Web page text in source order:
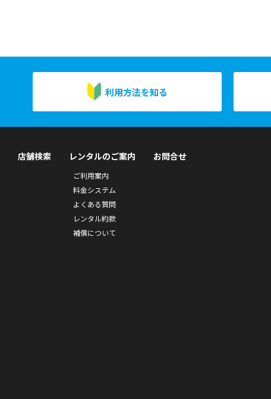
利用方法を知る
店舗検索 レンタルのご案内
ご利用案内
料金システム
よくある質問
レンタル約款
補償について
お問合せ